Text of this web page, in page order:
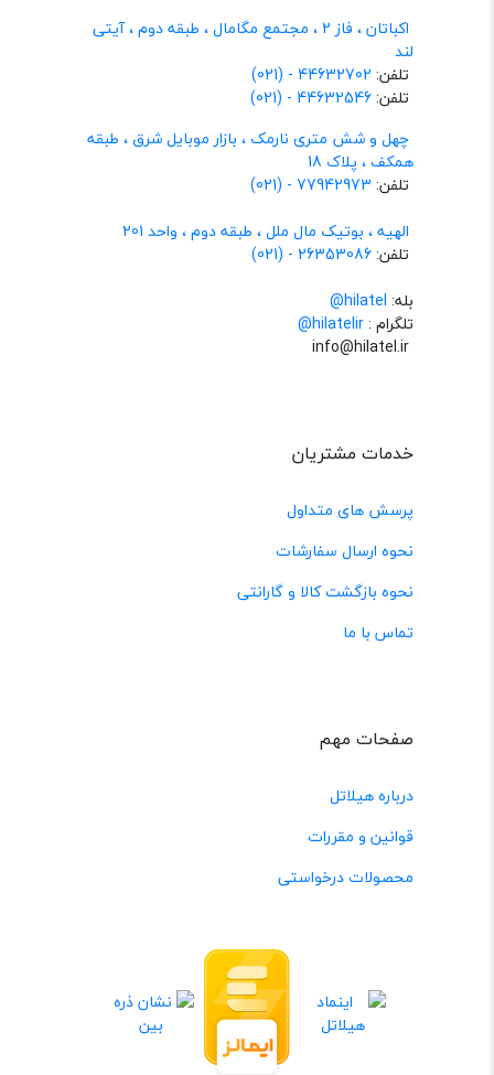
اکباتان ، فاز 2 ، مجتمع مگامال ، طبقه دوم ، آیتی
لند
تلفن: 44632702 - (021)
تلفن:44632546 - (021)
چهل و شش متری نارمک ، بازار موبایل شرق ، طبقه
همکف ، پلاک 18
تلفن: 77942973 - (021)
الهیه ، بوتیک مال ملل ، طبقه دوم ، واحد 201
تلفن:26353086 - (021)
بله: hilatel@
تلگرام :@hilatelir
خدمات مشتریان
پرسش های متداول
نحوه ارسال سفارشات
نحوه بازگشت کالا و گارانتی
تماس با ما
صفحات مهم
درباره هیلاتل
قوانین و مقررات
محصولات درخواستی